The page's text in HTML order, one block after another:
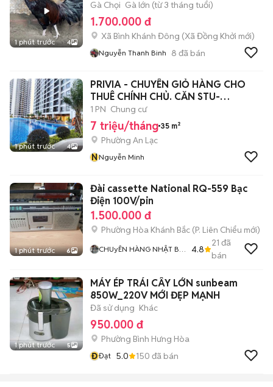
1 phút trước 4
Gà Chọi Gà lớn (từ 3 tháng tuổi)
1.700.000 đ
Xã Bình Khánh Đông (Xã Đồng Khởi mới)
Nguyễn Thanh Binh 8 đã bán
1 phút trước 4
PRIVIA - CHUYÊN GIỎ HÀNG CHO
THUÊ CHÍNH CHỦ. CĂN STU-
7TR/1PN-8,5TR/2PN
1 PN Chung cư
7 triệu/tháng 35 m²
Phường An Lạc
NNguyễn Minh
1 phút trước 6
Đài cassette National RQ-559 Bạc
Điện 100V/pin
1.500.000 đ
Phường Hòa Khánh Bắc (P. Liên Chiểu mới)
CHUyÊN HÀNG NHẬT BÃI
4.8
21 đã
bán
1 phút trước 5
MÁY ÉP TRÁI CÂY LỚN sunbeam
850W_220V MỚI ĐẸP MẠNH
Đã sử dụng Khác
950.000 đ
Phường Bình Hưng Hòa
ĐĐạt 5.0 150 đã bán